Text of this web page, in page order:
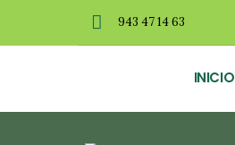
943 47 14 63
INICIO